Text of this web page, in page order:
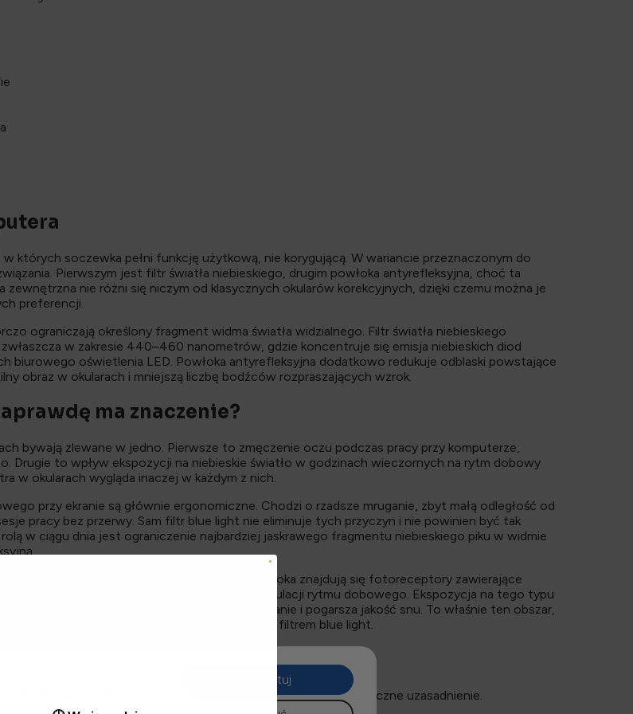
których soczewka pełni funkcję użytkową, nie korygującą. W wariancie przeznaczonym do
Pierwszym jest filtr światła niebieskiego, drugim powłoka antyrefleksyjna, choć ta
nie różni się niczym od klasycznych okularów korekcyjnych, dzięki czemu można je
preferencji.
ograniczają określony fragment widma światła widzialnego. Filtr światła niebieskiego
w zakresie 440–460 nanometrów, gdzie koncentruje się emisja niebieskich diod
oświetlenia LED. Powłoka antyrefleksyjna dodatkowo redukuje odblaski powstające
obraz w okularach i mniejszą liczbę bodźców rozpraszających wzrok.
ma znaczenie?
bywają zlewane w jedno. Pierwsze to zmęczenie oczu podczas pracy przy komputerze,
Drugie to wpływ ekspozycji na niebieskie światło w godzinach wieczornych na rytm dobowy
w okularach wygląda inaczej w każdym z nich.
przy ekranie są głównie ergonomiczne. Chodzi o rzadsze mruganie, zbyt małą odległość od
pracy bez przerwy. Sam filtr blue light nie eliminuje tych przyczyn i nie powinien być tak
w ciągu dnia jest ograniczenie najbardziej jaskrawego fragmentu niebieskiego piku w widmie
w godzinach wieczornych. W siatkówce oka znajdują się fotoreceptory zawierające
fali około 480 nanometrów i uczestniczą w regulacji rytmu dobowego. Ekspozycja na tego typu
wydzielanie melatoniny, opóźnia zasypianie i pogarsza jakość snu. To właśnie ten obszar,
argumentem za stosowaniem okularów z filtrem blue light.
sens?
jednak wskazać kilka sytuacji, w których ich zakup ma logiczne uzasadnienie.
najlepszą jakość
Akceptuj